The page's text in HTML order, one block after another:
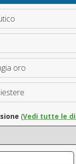
oro
(Vedi tutte le